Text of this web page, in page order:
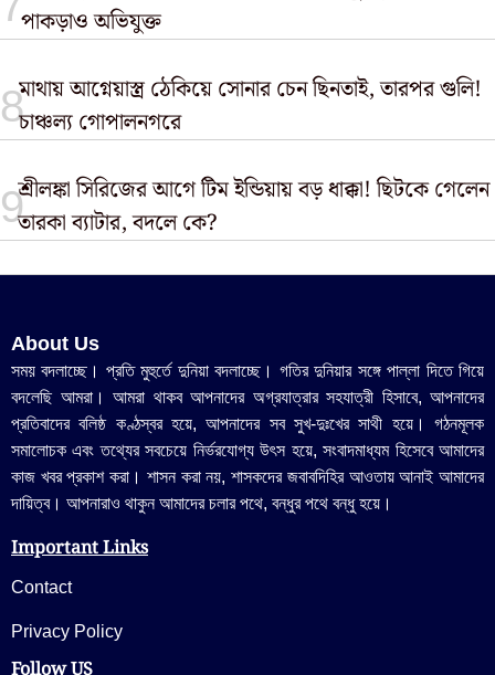
পাকড়াও অভিযুক্ত
মাথায় আগ্নেয়াস্ত্র ঠেকিয়ে সোনার চেন ছিনতাই, তারপর গুলি!
চাঞ্চল্য গোপালনগরে
শ্রীলঙ্কা সিরিজের আগে টিম ইন্ডিয়ায় বড় ধাক্কা! ছিটকে গেলেন
তারকা ব্যাটার, বদলে কে?
About Us
সময় বদলাচ্ছে। প্রতি মুহুর্তে দুনিয়া বদলাচ্ছে। গতির দুনিয়ার সঙ্গে পাল্লা দিতে গিয়ে
বদলেছি আমরা। আমরা থাকব আপনাদের অগ্রযাত্রার সহযাত্রী হিসাবে, আপনাদের
প্রতিবাদের বলিষ্ঠ কণ্ঠস্বর হয়ে, আপনাদের সব সুখ-দুঃখের সাথী হয়ে। গঠনমূলক
সমালোচক এবং তথ্যের সবচেয়ে নির্ভরযোগ্য উ‍ৎস হয়ে, সংবাদমাধ্যম হিসেবে আমাদের
কাজ খবর প্রকাশ করা। শাসন করা নয়, শাসকদের জবাবদিহির আওতায় আনাই আমাদের
দায়িত্ব। আপনারাও থাকুন আমাদের চলার পথে, বন্ধুর পথে বন্ধু হয়ে।
Important Links
Contact
Privacy Policy